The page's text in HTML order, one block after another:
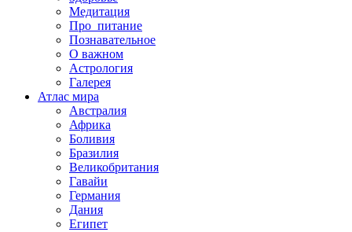
Медитация
Про_питание
Познавательное
О важном
Астрология
Галерея
Атлас мира
Австралия
Африка
Боливия
Бразилия
Великобритания
Гавайи
Германия
Дания
Египет